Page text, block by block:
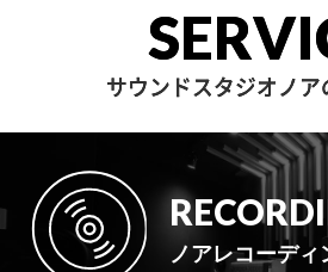
サウンドスタジオノア
ノアレコーディ